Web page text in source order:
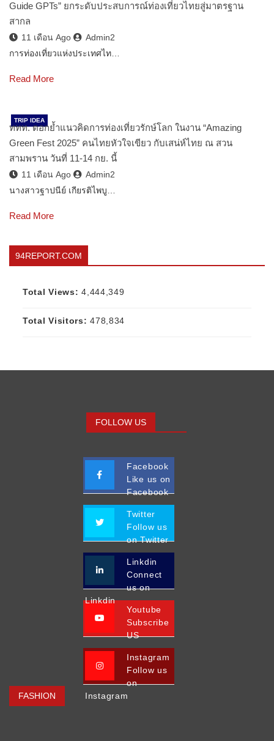
Guide GPTs” ยกระดับประสบการณ์ท่องเที่ยวไทยสู่มาตรฐาน
สากล
11 เดือน Ago
Admin2
การท่องเที่ยวแห่งประเทศไท…
Read More
TRIP IDEA
ททท. ตอกย้ำแนวคิดการท่องเที่ยวรักษ์โลก ในงาน “Amazing
Green Fest 2025” คนไทยหัวใจเขียว กับเสน่ห์ไทย ณ สวน
สามพราน วันที่ 11-14 กย. นี้
11 เดือน Ago
Admin2
นางสาวฐาปนีย์ เกียรติไพบู…
Read More
94REPORT.COM
Total Views:4,444,349
Total Visitors:478,834
FASHION
FOLLOW US
Facebook
Like us on
Facebook
Twitter
Follow us
on Twitter
Linkdin
Connect
us on
Linkdin
Youtube
Subscribe
US
Instagram
Follow us
on
Instagram